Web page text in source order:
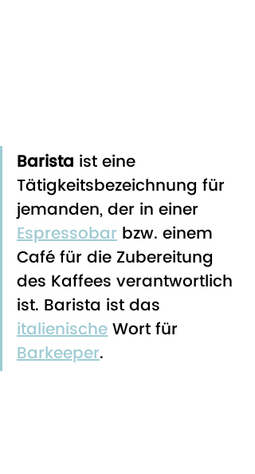
Barista ist eine
Tätigkeitsbezeichnung für
jemanden, der in einer
Espressobar bzw. einem
Café für die Zubereitung
des Kaffees verantwortlich
ist. Barista ist das
italienische Wort für
Barkeeper.